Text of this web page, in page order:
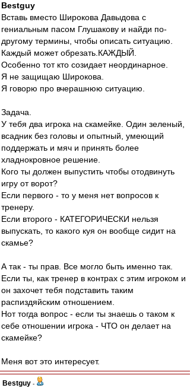
Bestguy
Вставь вместо Широкова Давыдова с
гениальным пасом Глушакову и найди по-
другому термины, чтобы описать ситуацию.
Каждый может обрезать.КАЖДЫЙ.
Особенно тот кто созидает неординарное.
Я не защищаю Широкова.
Я говорю про вчерашнюю ситуацию.
Задача.
У тебя два игрока на скамейке. Один зеленый,
всадник без головы и опытный, умеющий
поддержать и мяч и принять более
хладнокровное решение.
Кого ты должен выпустить чтобы отодвинуть
игру от ворот?
Если первого - то у меня нет вопросов к
тренеру.
Если второго - КАТЕГОРИЧЕСКИ нельзя
выпускать, то какого куя он вообще сидит на
скамье?
А так - ты прав. Все могло быть именно так.
Если ты, как тренер в контрах с этим игроком и
он захочет тебя подставить таким
распиздяйским отношением.
Нот тогда вопрос - если ты знаешь о таком к
себе отношении игрока - ЧТО он делает на
скамейке?
Меня вот это интересует.
Bestguy -